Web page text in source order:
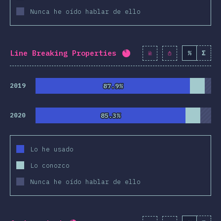
in-JS
Nunca he oído hablar de ello
Line Breaking Properties Porcentaje completado:
% Σ
2019 87.9%
87.9%
2020 85.3%
85.3%
Lo he usado
Lo conozco
Nunca he oído hablar de ello